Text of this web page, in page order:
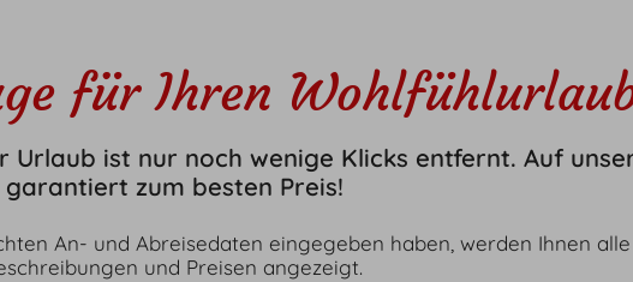
für Ihren
ist nur noch wenige Klicks entfernt. Auf
garantiert zum besten Preis!
An- und Abreisedaten eingegeben haben, werden Ihnen
und Preisen angezeigt.